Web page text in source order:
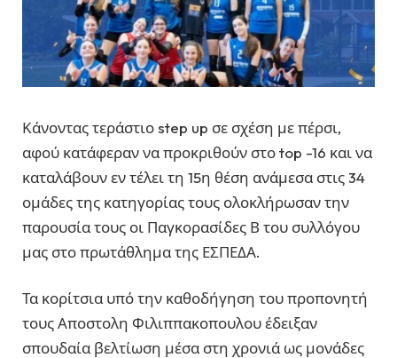
Κάνοντας τεράστιο step up σε σχέση με πέρσι,
αφού κατάφεραν να προκριθούν στο top -16 και να
καταλάβουν εν τέλει τη 15η θέση ανάμεσα στις 34
ομάδες της κατηγορίας τους ολοκλήρωσαν την
παρουσία τους οι Παγκορασίδες Β του συλλόγου
μας στο πρωτάθλημα της ΕΣΠΕΔΑ.
Τα κορίτσια υπό την καθοδήγηση του προπονητή
τους Αποστολη Φιλιππακοπουλου έδειξαν
σπουδαία βελτίωση μέσα στη χρονιά ως μονάδες